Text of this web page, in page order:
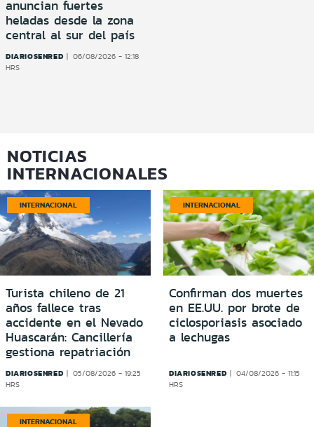
anuncian fuertes
heladas desde la zona
central al sur del país
DIARIOSENRED
06/08/2026 - 12:18
HRS
NOTICIAS
INTERNACIONALES
INTERNACIONAL
Turista chileno de 21
años fallece tras
accidente en el Nevado
Huascarán: Cancillería
gestiona repatriación
DIARIOSENRED
05/08/2026 - 19:25
HRS
INTERNACIONAL
Confirman dos muertes
en EE.UU. por brote de
ciclosporiasis asociado
a lechugas
DIARIOSENRED
04/08/2026 - 11:15
HRS
INTERNACIONAL